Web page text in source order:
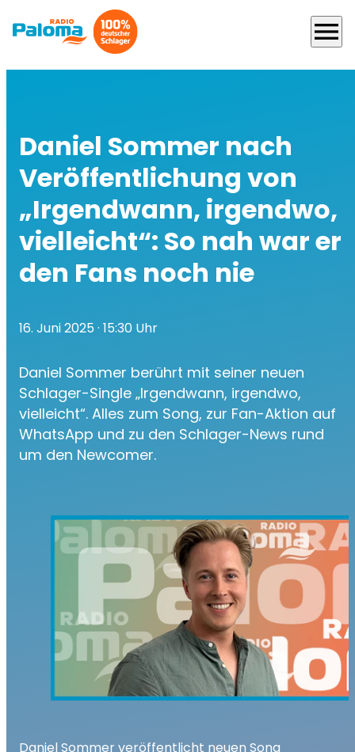
menu
Daniel Sommer nach
Veröffentlichung von
„Irgendwann, irgendwo,
vielleicht“: So nah war er
den Fans noch nie
16. Juni 2025 · 15:30 Uhr
Daniel Sommer berührt mit seiner neuen
Schlager-Single „Irgendwann, irgendwo,
vielleicht“. Alles zum Song, zur Fan-Aktion auf
WhatsApp und zu den Schlager-News rund
um den Newcomer.
Daniel Sommer veröffentlicht neuen Song